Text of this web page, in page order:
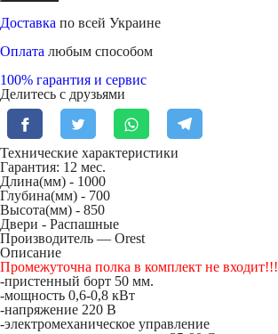
Доставка по всей Украине
Оплата любым способом
100% гарантия и сервис
Делитесь с друзьями
Технические характеристики
Гарантия: 12 мес.
Длина(мм) - 1000
Глубина(мм) - 700
Высота(мм) - 850
Двери - Распашные
Производитель — Orest
Описание
Промежуточна полка в комплект не входит!!!
-пристенный борт 50 мм.
-мощность 0,6-0,8 кВт
-напряжение 220 В
-электромеханическое управление